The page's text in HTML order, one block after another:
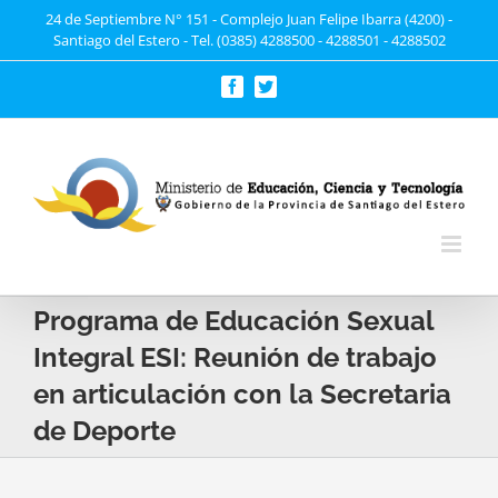
24 de Septiembre N° 151 - Complejo Juan Felipe Ibarra (4200) -
Santiago del Estero - Tel. (0385) 4288500 - 4288501 - 4288502
FacebookTwitter
Programa de Educación Sexual
Integral ESI: Reunión de trabajo
en articulación con la Secretaria
de Deporte